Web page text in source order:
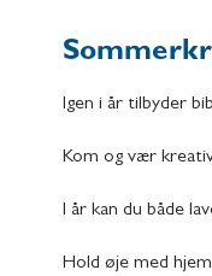
Igen i år tilbyder
Kom og vær
I år kan du både
Hold øje med